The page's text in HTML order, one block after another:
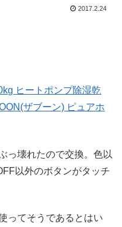
2017.2.24
ヒートポンプ除湿乾
ザブーン) ピュアホ
っ壊れたので交換。色以
以外のボタンがタッチ
ってそうであるとはい